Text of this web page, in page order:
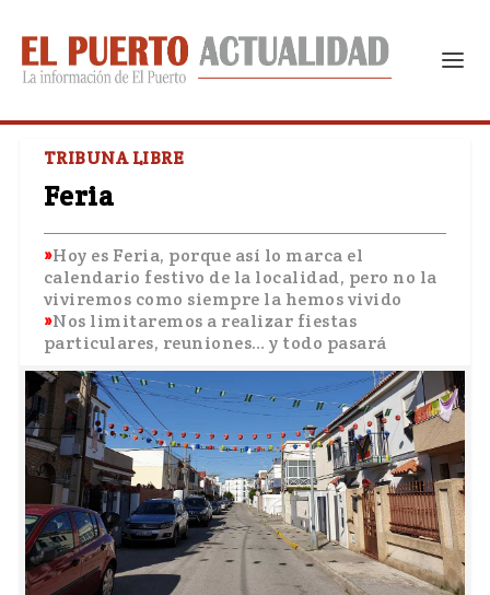
TRIBUNA LIBRE
Feria
Hoy es Feria, porque así lo marca el
calendario festivo de la localidad, pero no la
viviremos como siempre la hemos vivido
Nos limitaremos a realizar fiestas
particulares, reuniones… y todo pasará